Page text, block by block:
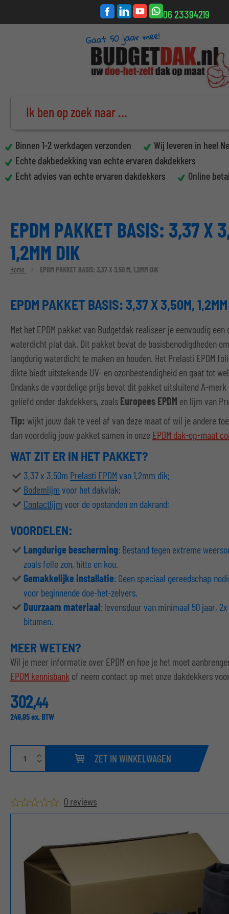
06 23394219
Binnen 1-2 werkdagen verzonden
Wij leveren in heel
Echte dakbedekking van echte ervaren dakdekkers
Echt advies van echte ervaren dakdekkers
Online
EPDM PAKKET BASIS: 3,37 X
1,2MM DIK
Home EPDM PAKKET BASIS: 3,37 X 3,50 M, 1,2MM DIK
EPDM PAKKET BASIS: 3,37 X 3,50M,
Met het EPDM pakket van Budgetdak realiseer je eenvoudig een
waterdicht plat dak. Dit pakket bevat de basisbenodigdheden
langdurig waterdicht te maken en houden. Het Prelasti EPDM
dikte biedt uitstekende UV- en ozonbestendigheid en gaat tot
Ondanks de voordelige prijs bevat dit pakket uitsluitend A-
geliefd onder dakdekkers, zoals Europees EPDM en lijm van
Tip: wijkt jouw dak te veel af van deze maat of wil je andere
dan voordelig jouw pakket samen in onze EPDM dak-op-maat
WAT ZIT ER IN HET PAKKET?
3,37 x 3,50m Prelasti EPDM van 1,2mm dik;
Bodemlijm voor het dakvlak;
Contactlijm voor de opstanden en dakrand;
VOORDELEN:
Langdurige bescherming: Bestand tegen extreme
zoals felle zon, hitte en kou.
Gemakkelijke installatie: Geen speciaal gereedschap
voor beginnende doe-het-zelvers.
Duurzaam materiaal : levensduur van minimaal 50 jaar,
bitumen.
MEER WETEN?
Wil je meer informatie over EPDM en hoe je het moet
EPDM kennisbank of neem contact op met onze dakdekkers
302,44
249,95ex. BTW
ZET IN WINKELWAGEN
0 reviews